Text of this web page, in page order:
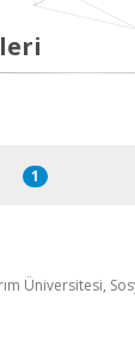
1
Üniversitesi,